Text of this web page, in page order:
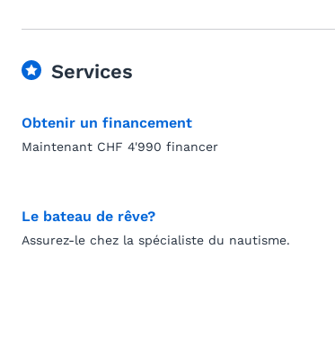
Services
Obtenir un financement
Maintenant CHF 4'990 financer
Le bateau de rêve?
Assurez-le chez la spécialiste du nautisme.